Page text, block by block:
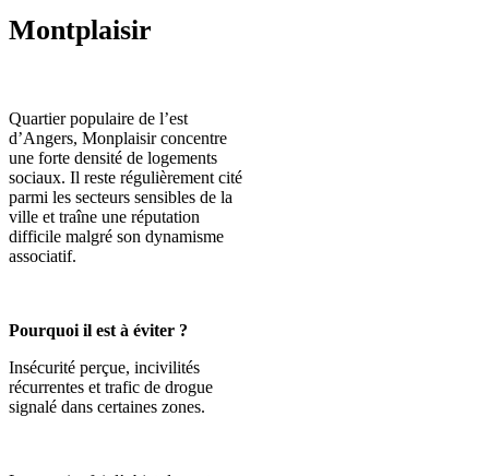
Montplaisir
Quartier populaire de l’est
d’Angers, Monplaisir concentre
une forte densité de logements
sociaux. Il reste régulièrement cité
parmi les secteurs sensibles de la
ville et traîne une réputation
difficile malgré son dynamisme
associatif.
Pourquoi il est à éviter ?
Insécurité perçue, incivilités
récurrentes et trafic de drogue
signalé dans certaines zones.